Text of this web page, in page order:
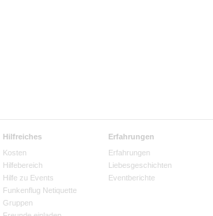
Hilfreiches
Kosten
Hilfebereich
Hilfe zu Events
Funkenflug Netiquette
Gruppen
Erfahrungen
Erfahrungen
Liebesgeschichten
Eventberichte